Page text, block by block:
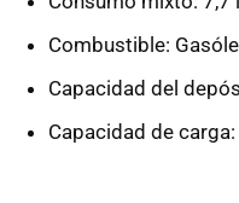
Combustible:
Capacidad del
Capacidad de